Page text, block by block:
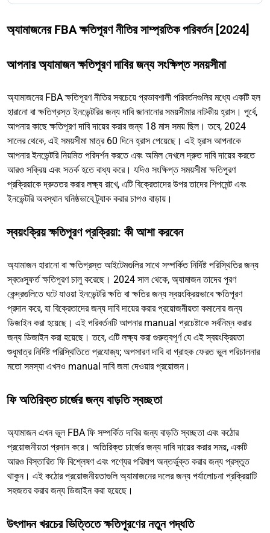
অ্যামাজনের FBA ক্ষতিপূরণ নীতির সাম্প্রতিক পরিবর্তন [2024]
আপনার অ্যামাজন ক্ষতিপূরণ দাবির জন্য সংক্ষিপ্ত সময়সীমা
অ্যামাজনের FBA ক্ষতিপূরণ নীতির সবচেয়ে প্রভাবশালী পরিবর্তনগুলির মধ্যে একটি হল
হারানো বা ক্ষতিগ্রস্ত ইনভেন্টরির জন্য দাবি জানানোর সময়সীমার নাটকীয় হ্রাস। পূর্বে,
আপনার কাছে ক্ষতিপূরণ দাবি দায়ের করার জন্য 18 মাস সময় ছিল। তবে, 2024
সালের থেকে, এই সময়সীমা মাত্র 60 দিনে হ্রাস পেয়েছে। এই হ্রাস আপনাকে
আপনার ইনভেন্টরি নিয়মিত পরিদর্শন করতে এবং অমিল দেখলে দ্রুত দাবি দায়ের করতে
আরও সক্রিয় এবং সতর্ক হতে বাধ্য করে। যদিও সংক্ষিপ্ত সময়সীমা ক্ষতিপূরণ
প্রক্রিয়াকে দ্রুততর করার লক্ষ্য রাখে, এটি বিক্রেতাদের উপর তাদের শিপমেন্ট এবং
ইনভেন্টরি অবস্থান ঘনিষ্ঠভাবে ট্র্যাক করার চাপও বাড়ায়।
স্বয়ংক্রিয় ক্ষতিপূরণ প্রক্রিয়া: কী আশা করবেন
অ্যামাজন হারানো বা ক্ষতিগ্রস্ত আইটেমগুলির সাথে সম্পর্কিত নির্দিষ্ট পরিস্থিতির জন্য
স্বতঃস্ফূর্ত ক্ষতিপূরণ চালু করেছে। 2024 সাল থেকে, অ্যামাজন তাদের পূরণ
কেন্দ্রগুলিতে ঘটে যাওয়া ইনভেন্টরি ক্ষতি বা ক্ষতির জন্য স্বয়ংক্রিয়ভাবে ক্ষতিপূরণ
প্রদান করে, যা বিক্রেতাদের জন্য দাবি দায়ের করার প্রয়োজনীয়তা কমানোর জন্য
ডিজাইন করা হয়েছে। এই পরিবর্তনটি আপনার manual প্রচেষ্টাকে সর্বনিম্ন করার
জন্য ডিজাইন করা হয়েছে। তবে, এটি লক্ষ্য করা গুরুত্বপূর্ণ যে এই স্বয়ংক্রিয়তা
শুধুমাত্র নির্দিষ্ট পরিস্থিতিতে প্রযোজ্য; অপসারণ দাবি বা গ্রাহক ফেরত ভুল পরিচালনার
মতো সমস্যা এখনও manual দাবি জমা দেওয়ার প্রয়োজন।
ফি অতিরিক্ত চার্জের জন্য বাড়তি স্বচ্ছতা
অ্যামাজন এখন ভুল FBA ফি সম্পর্কিত দাবির জন্য বাড়তি স্বচ্ছতা এবং কঠোর
প্রয়োজনীয়তা প্রদান করে। অতিরিক্ত চার্জের জন্য দাবি দায়ের করার সময়, একটি
আরও বিস্তারিত ফি বিশ্লেষণ এবং পণ্যের পরিমাপ অন্তর্ভুক্ত করার জন্য প্রস্তুত
থাকুন। এই কঠোর প্রয়োজনীয়তাগুলি অ্যামাজনের দলের জন্য পর্যালোচনা প্রক্রিয়াটি
সহজতর করার জন্য ডিজাইন করা হয়েছে।
উৎপাদন খরচের ভিত্তিতে ক্ষতিপূরণের নতুন পদ্ধতি